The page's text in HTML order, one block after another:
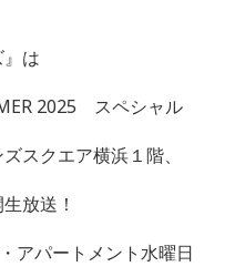
は
2025 スペシャル
スクエア横浜１階、
放送！
アパートメント水曜日